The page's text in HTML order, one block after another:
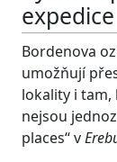
expedice
Bordenova
umožňují
lokality i tam,
nejsou
places“ v